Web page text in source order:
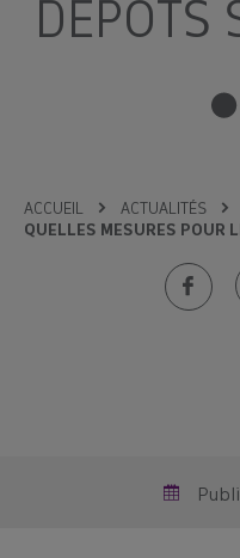
DÉPÔTS
ACCUEIL
ACTUALITÉS
QUELLES MESURES POUR